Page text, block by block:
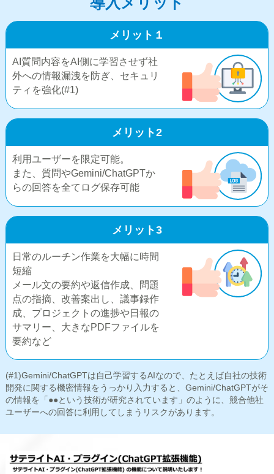
メリット１
AI質問内容をAI側に学習させず社
外への情報漏洩を防ぎ、セキュリ
ティを強化(#1)
メリット2
利用ユーザーを限定可能。
また、質問やGemini/ChatGPTか
らの回答を全てログ保存可能
メリット3
日常のルーチン作業を大幅に時間
短縮
メール文の要約や返信作成、問題
点の指摘、改善案出し、議事録作
成、プロジェクトの進捗や日報の
サマリー、大きなPDFファイルを
要約など
(#1)Gemini/ChatGPTは自己学習するAIなので、たとえば自社の技術
開発に関する機密情報をうっかり入力すると、Gemini/ChatGPTがそ
の情報を「●●という技術が研究されています」のように、競合他社
ユーザーへの回答に利用してしまうリスクがあります。